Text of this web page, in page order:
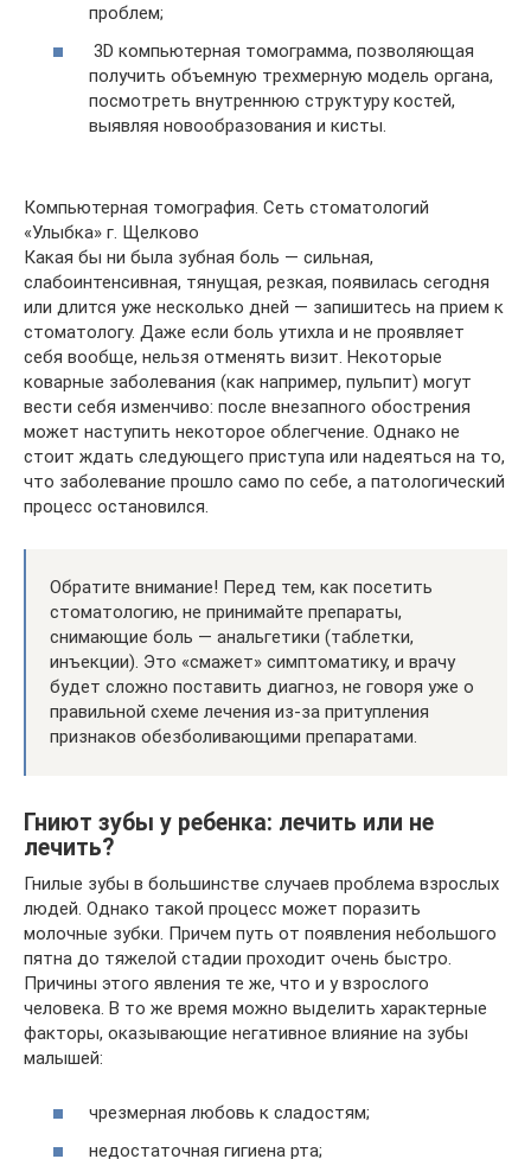
проблем;
3D компьютерная томограмма, позволяющая
получить объемную трехмерную модель органа,
посмотреть внутреннюю структуру костей,
выявляя новообразования и кисты.
Компьютерная томография. Сеть стоматологий
«Улыбка» г. Щелково
Какая бы ни была зубная боль — сильная,
слабоинтенсивная, тянущая, резкая, появилась сегодня
или длится уже несколько дней — запишитесь на прием к
стоматологу. Даже если боль утихла и не проявляет
себя вообще, нельзя отменять визит. Некоторые
коварные заболевания (как например, пульпит) могут
вести себя изменчиво: после внезапного обострения
может наступить некоторое облегчение. Однако не
стоит ждать следующего приступа или надеяться на то,
что заболевание прошло само по себе, а патологический
процесс остановился.
Обратите внимание! Перед тем, как посетить
стоматологию, не принимайте препараты,
снимающие боль — анальгетики (таблетки,
инъекции). Это «смажет» симптоматику, и врачу
будет сложно поставить диагноз, не говоря уже о
правильной схеме лечения из-за притупления
признаков обезболивающими препаратами.
Гниют зубы у ребенка: лечить или не
лечить?
Гнилые зубы в большинстве случаев проблема взрослых
людей. Однако такой процесс может поразить
молочные зубки. Причем путь от появления небольшого
пятна до тяжелой стадии проходит очень быстро.
Причины этого явления те же, что и у взрослого
человека. В то же время можно выделить характерные
факторы, оказывающие негативное влияние на зубы
малышей:
чрезмерная любовь к сладостям;
недостаточная гигиена рта;